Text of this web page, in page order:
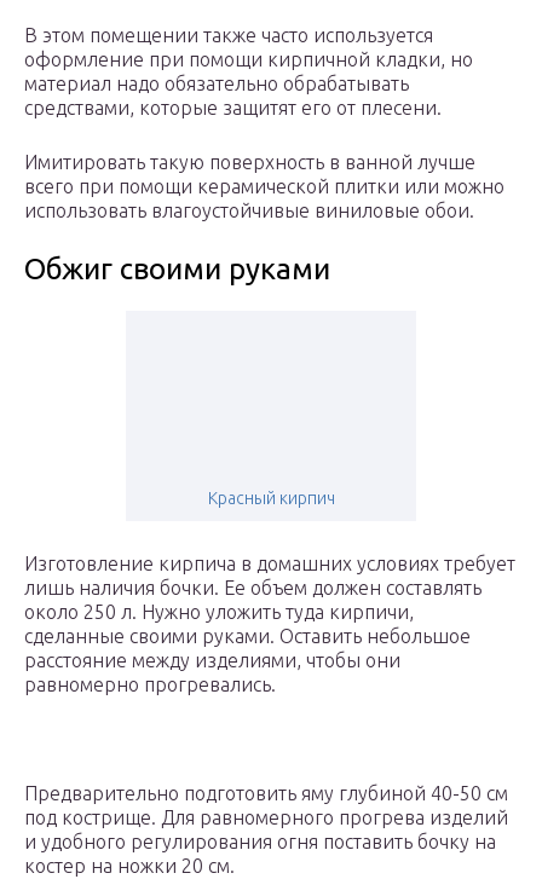
В этом помещении также часто используется
оформление при помощи кирпичной кладки, но
материал надо обязательно обрабатывать
средствами, которые защитят его от плесени.
Имитировать такую поверхность в ванной лучше
всего при помощи керамической плитки или можно
использовать влагоустойчивые виниловые обои.
Обжиг своими руками
Красный кирпич
Изготовление кирпича в домашних условиях требует
лишь наличия бочки. Ее объем должен составлять
около 250 л. Нужно уложить туда кирпичи,
сделанные своими руками. Оставить небольшое
расстояние между изделиями, чтобы они
равномерно прогревались.
Предварительно подготовить яму глубиной 40-50 см
под кострище. Для равномерного прогрева изделий
и удобного регулирования огня поставить бочку на
костер на ножки 20 см.